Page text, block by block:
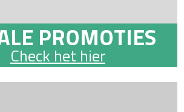
PROMOTIES
Check het hier